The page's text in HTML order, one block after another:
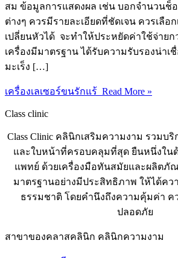
สม ข้อมูลการแสดงผล เช่น บอกจำนวนช็
ต่างๆ ควรมีรายละเอียดที่ชัดเจน ควรเลือ
เปลี่ยนหัวได้ จะทำให้ประหยัดค่าใช้จ่าย
เครื่องมีมาตรฐาน ได้รับความรับรองน่าเ
มะเร็ง […]
เครื่องเลเซอร์ขนรักแร้ Read More »
Class clinic
Class Clinic คลินิกเสริมความงาม รวมบ
และใบหน้าที่ครอบคลุมที่สุด ยืนหนึ่งใน
แพทย์ ด้วยเครื่องมือทันสมัยและผลิตภั
มาตรฐานอย่างมีประสิทธิภาพ ให้ได้คว
ธรรมชาติ โดยคำนึงถึงความคุ้มค่า ค
ปลอดภัย
สาขาของคลาสคลินิก คลินิกความงาม